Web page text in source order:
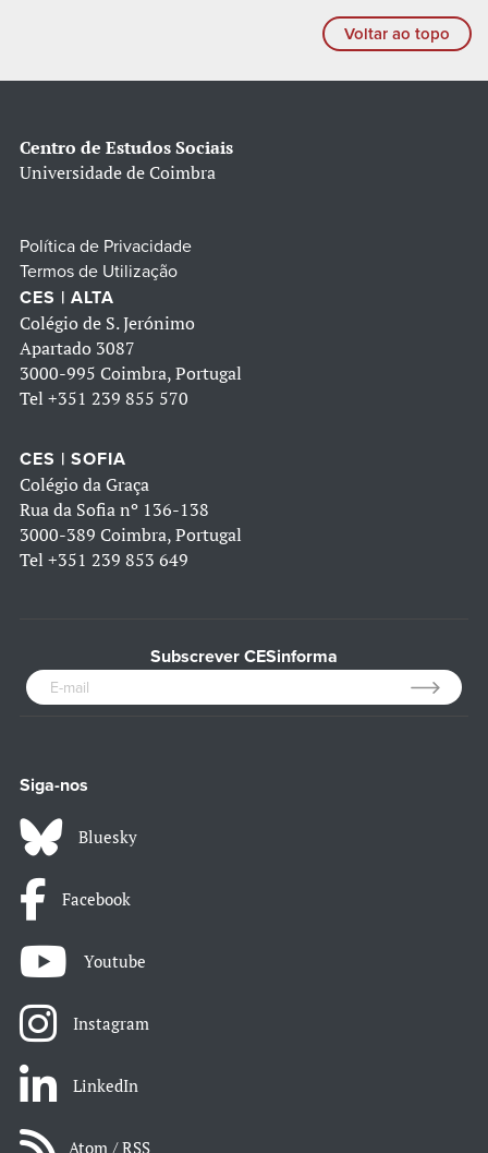
Voltar ao topo
Centro de Estudos Sociais
Universidade de Coimbra
Política de Privacidade
Termos de Utilização
CES | ALTA
Colégio de S. Jerónimo
Apartado 3087
3000-995 Coimbra, Portugal
Tel +351 239 855 570
CES | SOFIA
Colégio da Graça
Rua da Sofia nº 136-138
3000-389 Coimbra, Portugal
Tel +351 239 853 649
Subscrever CESinforma
Siga-nos
Bluesky
Facebook
Youtube
Instagram
LinkedIn
Atom / RSS